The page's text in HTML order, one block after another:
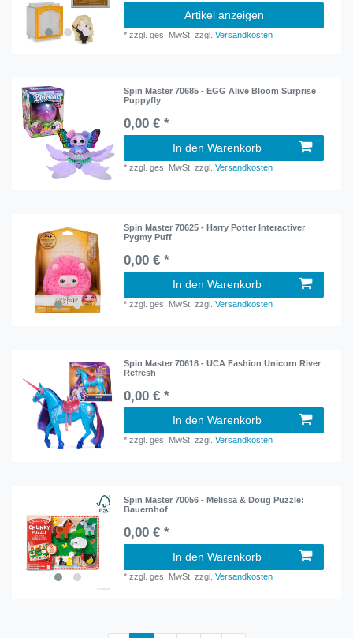
Artikel anzeigen
*zzgl. ges. MwSt. zzgl.Versandkosten
Spin Master 70685 - EGG Alive Bloom Surprise
Puppyfly
0,00 € *
In den Warenkorb
*zzgl. ges. MwSt. zzgl.Versandkosten
Spin Master 70625 - Harry Potter Interactiver
Pygmy Puff
0,00 € *
In den Warenkorb
*zzgl. ges. MwSt. zzgl.Versandkosten
Spin Master 70618 - UCA Fashion Unicorn River
Refresh
0,00 € *
In den Warenkorb
*zzgl. ges. MwSt. zzgl.Versandkosten
Spin Master 70056 - Melissa & Doug Puzzle:
Bauernhof
0,00 € *
In den Warenkorb
*zzgl. ges. MwSt. zzgl.Versandkosten